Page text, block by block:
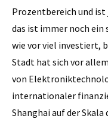
Prozentbereich und ist
das ist immer noch ein
wie vor viel investiert,
Stadt hat sich vor
von
inter­nationaler
Shanghai auf der